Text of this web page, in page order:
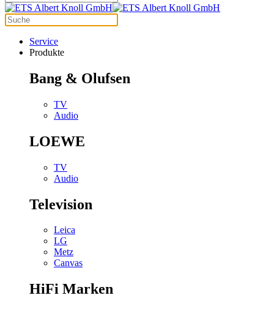
Service
Produkte
Bang & Olufsen
TV
Audio
LOEWE
TV
Audio
Television
Leica
LG
Metz
Canvas
HiFi Marken